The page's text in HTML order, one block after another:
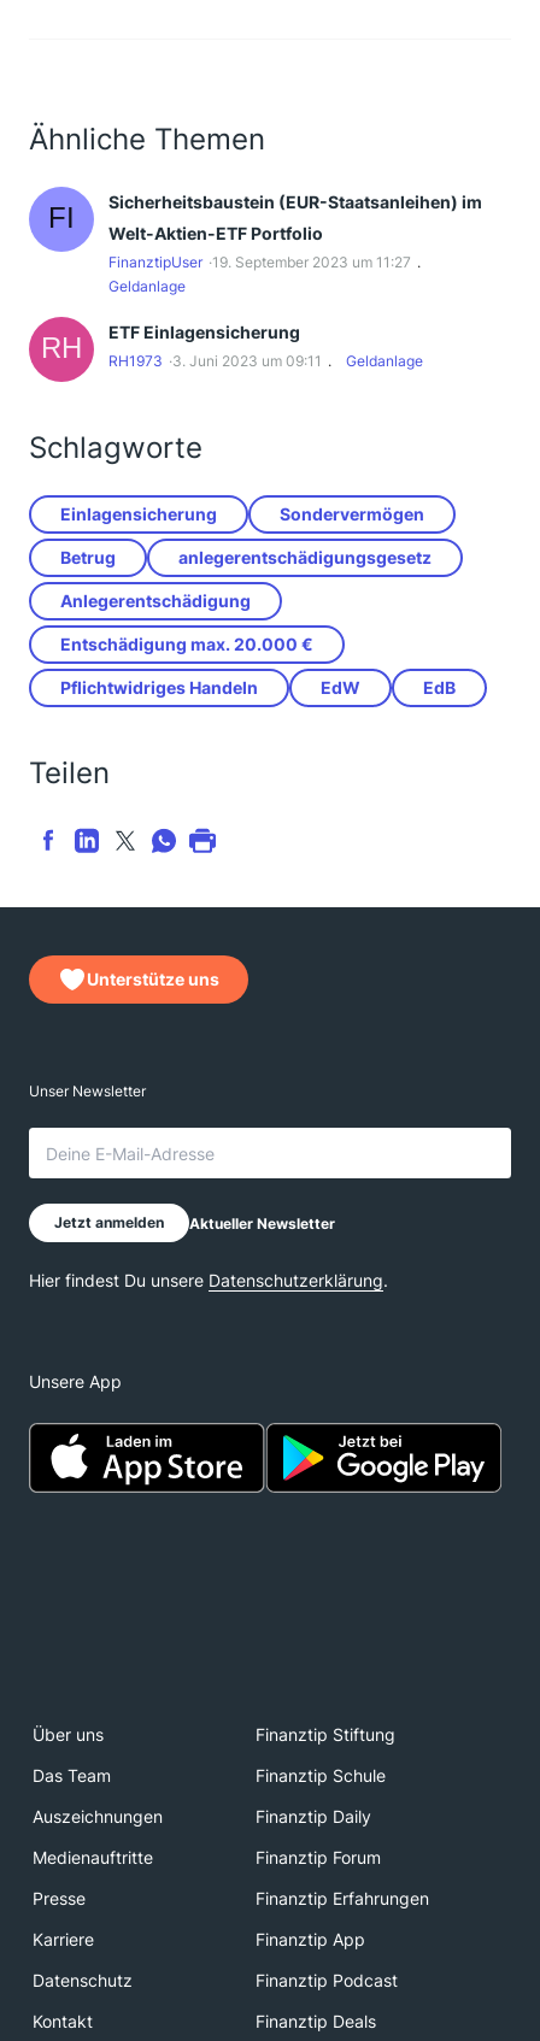
Ähnliche Themen
Sicherheitsbaustein (EUR-Staatsanleihen) im
Welt-Aktien-ETF Portfolio
FinanztipUser 19. September 2023 um 11:27
Geldanlage
ETF Einlagensicherung
RH1973 3. Juni 2023 um 09:11 Geldanlage
Schlagworte
Einlagensicherung Sondervermögen
Betrug anlegerentschädigungsgesetz
Anlegerentschädigung
Entschädigung max. 20.000 €
Pflichtwidriges Handeln EdW EdB
Teilen
Unterstütze uns
Unsere App
Über uns
Finanztip Stiftung
Das Team
Finanztip Schule
Auszeichnungen
Finanztip Daily
Medienauftritte
Finanztip Forum
Presse
Finanztip Erfahrungen
Karriere
Finanztip App
Datenschutz
Finanztip Podcast
Kontakt
Finanztip Deals